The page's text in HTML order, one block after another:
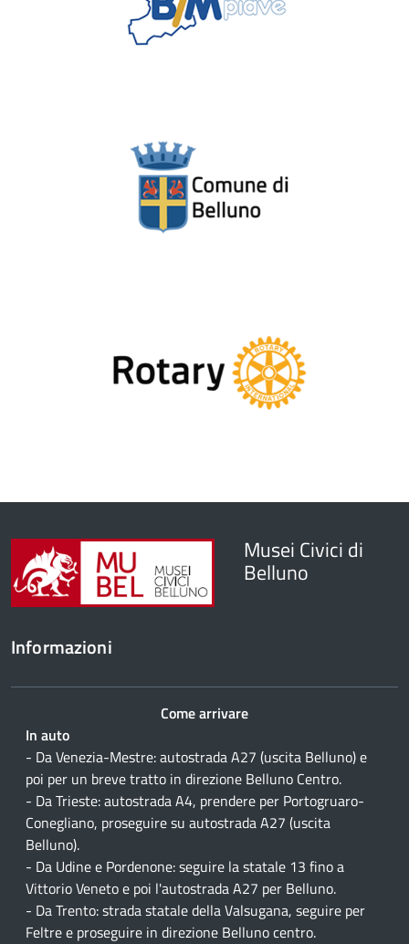
Musei Civici di
Belluno
Informazioni
Come arrivare
In auto
- Da Venezia-Mestre: autostrada A27 (uscita Belluno) e
poi per un breve tratto in direzione Belluno Centro.
- Da Trieste: autostrada A4, prendere per Portogruaro-
Conegliano, proseguire su autostrada A27 (uscita
Belluno).
- Da Udine e Pordenone: seguire la statale 13 fino a
Vittorio Veneto e poi l'autostrada A27 per Belluno.
- Da Trento: strada statale della Valsugana, seguire per
Feltre e proseguire in direzione Belluno centro.